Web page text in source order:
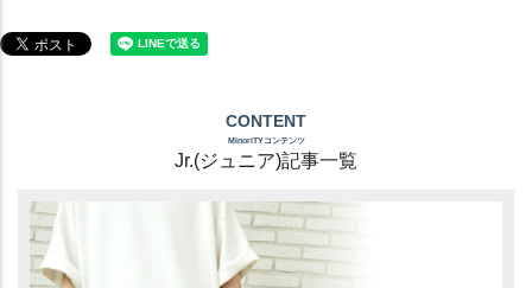
CONTENT
MinoriTYコンテンツ
Jr.(ジュニア)記事一覧